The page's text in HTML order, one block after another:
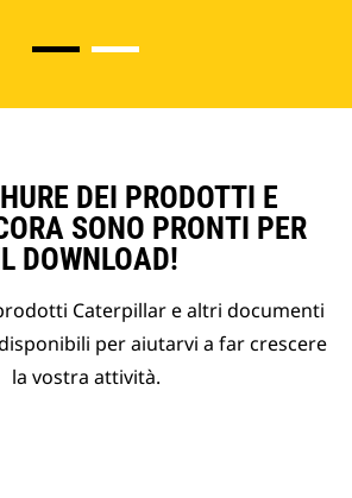
DEI PRODOTTI E
SONO PRONTI PER
DOWNLOAD!
Caterpillar e altri documenti
per aiutarvi a far crescere
la vostra attività.